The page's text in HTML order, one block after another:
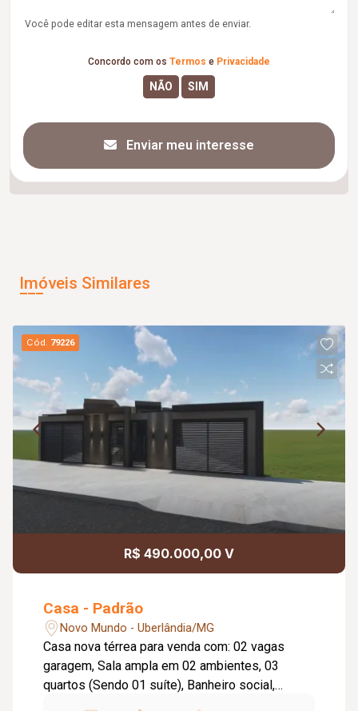
Você pode editar esta mensagem antes de enviar.
Concordo com os Termos e Privacidade
Enviar meu interesse
Imóveis Similares
Cód. 79226
R$ 490.000,00 V
Casa - Padrão
Novo Mundo - Uberlândia/MG
Casa nova térrea para venda com: 02 vagas
garagem, Sala ampla em 02 ambientes, 03
quartos (Sendo 01 suíte), Banheiro social,